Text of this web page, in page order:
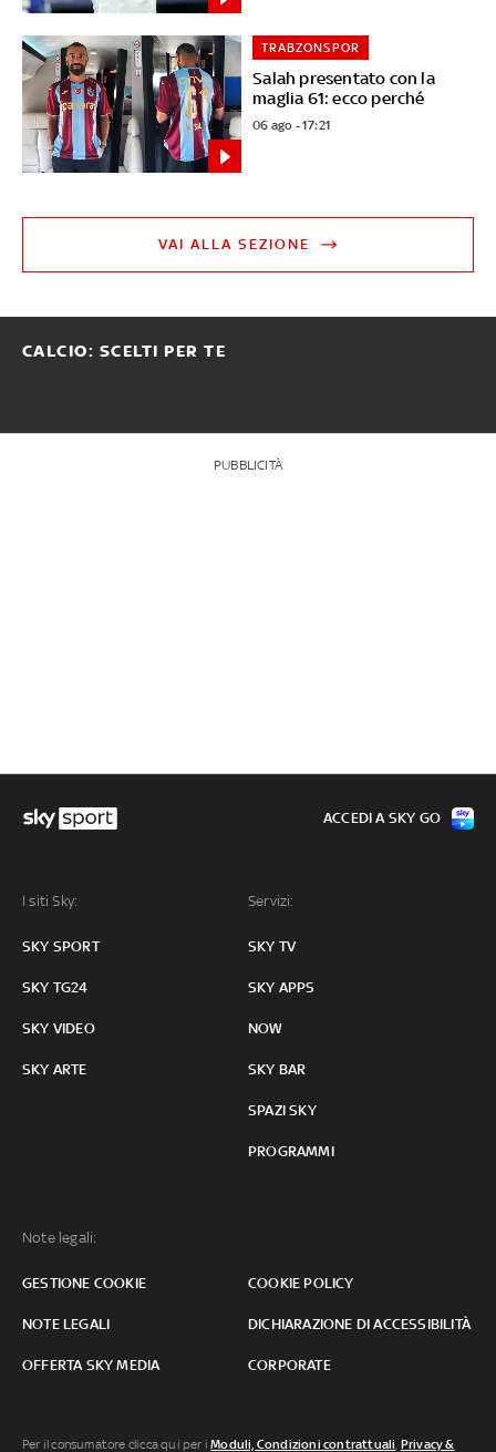
Salah presentato con la
maglia 61: ecco perché
TRABZONSPOR
06 ago - 17:21
VAI ALLA SEZIONE
CALCIO: SCELTI PER TE
PUBBLICITÀ
I siti Sky:
SKY SPORT
SKY TG24
SKY VIDEO
SKY ARTE
Servizi:
SKY TV
SKY APPS
NOW
SKY BAR
SPAZI SKY
PROGRAMMI
Note legali:
GESTIONE COOKIE COOKIE POLICY
NOTE LEGALI DICHIARAZIONE DI ACCESSIBILITÀ
OFFERTA SKY MEDIA CORPORATE
ACCEDI A SKY GO
Per il consumatore clicca qui per iModuli, Condizioni contrattuali, Privacy &